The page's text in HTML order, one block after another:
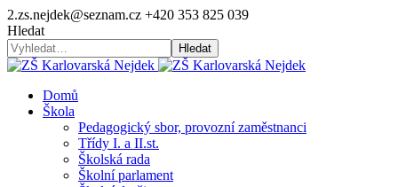
2.zs.nejdek@seznam.cz +420 353 825 039
Hledat
Hledat
Domů
Škola
Pedagogický sbor, provozní zaměstnanci
Třídy I. a II.st.
Školská rada
Školní parlament